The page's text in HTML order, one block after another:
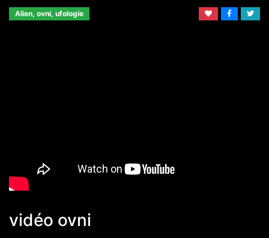
Alien, ovni, ufologie
vidéo ovni